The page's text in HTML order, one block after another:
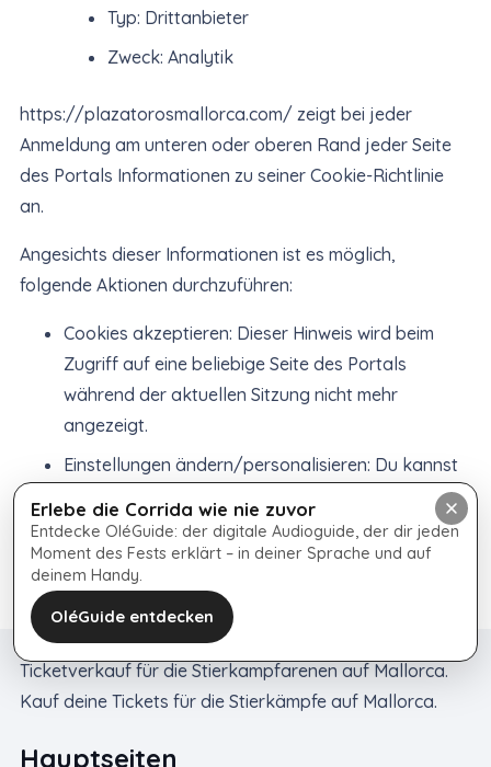
Typ: Drittanbieter
Zweck: Analytik
https://plazatorosmallorca.com/ zeigt bei jeder
Anmeldung am unteren oder oberen Rand jeder Seite
des Portals Informationen zu seiner Cookie-Richtlinie
an.
Angesichts dieser Informationen ist es möglich,
folgende Aktionen durchzuführen:
Cookies akzeptieren: Dieser Hinweis wird beim
Zugriff auf eine beliebige Seite des Portals
während der aktuellen Sitzung nicht mehr
angezeigt.
Einstellungen ändern/personalisieren: Du kannst
Cookies sind, die Cookie-Richtlinie von
https://plazatorosmallorca.com/ einsehen und
deine Browsereinstellungen ändern.
Ticketverkauf für die Stierkampfarenen auf Mallorca.
Kauf deine Tickets für die Stierkämpfe auf Mallorca.
Hauptseiten
Erlebe die Corrida wie nie zuvor
Entdecke OléGuide: der digitale Audioguide, der dir jeden
Moment des Fests erklärt – in deiner Sprache und auf
deinem Handy.
OléGuide entdecken